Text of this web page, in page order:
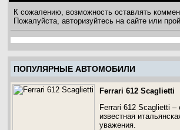
К сожалению, возможность оставлять
Пожалуйста, авторизуйтесь на сайте или
ПОПУЛЯРНЫЕ АВТОМОБИЛИ
Ferrari 612 Scaglietti
Ferrari 612 Scaglietti –
известная
уважения.